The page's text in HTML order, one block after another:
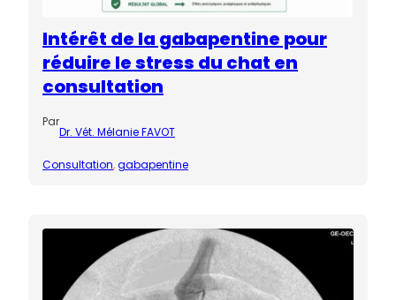
Intérêt de la gabapentine pour
réduire le stress du chat en
consultation
Par
Dr. Vét. Mélanie FAVOT
Consultation, gabapentine